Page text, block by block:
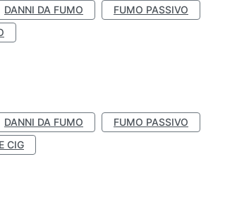
DANNI DA FUMO
FUMO PASSIVO
DANNI DA FUMO
FUMO PASSIVO
E CIG